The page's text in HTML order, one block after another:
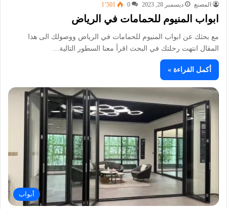
المصنع ديسمبر 28, 2023 0 1٬501
ابواب المنيوم للحمامات في الرياض
مع بحثك عن ابواب المنيوم للحمامات في الرياض ووصولك الى هذا
المقال انتهت رحلتك في البحث اقرأ معنا السطور التالية…
أكمل القراءة »
أبواب